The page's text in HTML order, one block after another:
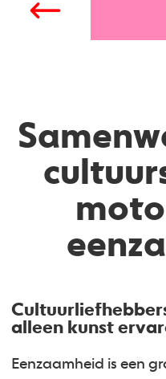
alleen kunst
Eenzaamheid is een